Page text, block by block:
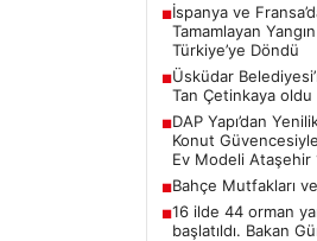
■İspanya ve
Tamamlayan
Türkiye’ye Döndü
■Üsküdar
Tan Çetinkaya oldu
■DAP Yapı’dan
Konut
Ev Modeli Ataşehir
■Bahçe Mutfakları
■16 ilde 44 orman
başlatıldı. Bakan